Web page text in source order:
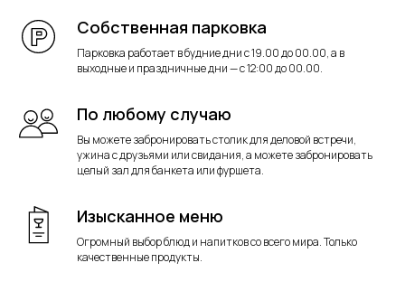
Собственная парковка
Парковка работает в будние дни с 19.00 до 00.00, а в
выходные и праздничные дни — с 12:00 до 00.00.
По любому случаю
Вы можете забронировать столик для деловой встречи,
ужина с друзьями или свидания, а можете забронировать
целый зал для банкета или фуршета.
Изысканное меню
Огромный выбор блюд и напитков со всего мира. Только
качественные продукты.